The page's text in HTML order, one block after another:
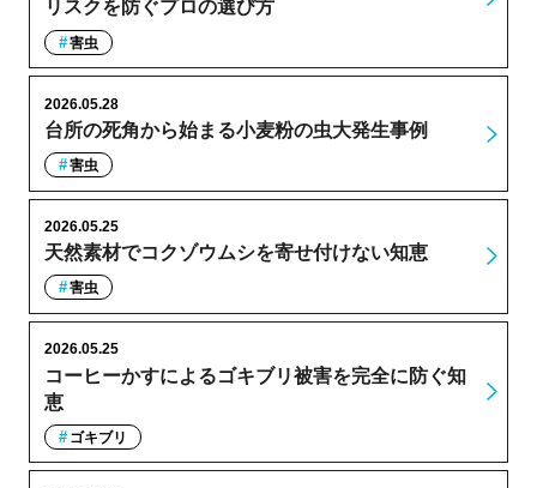
リスクを防ぐプロの選び方
害虫
台所の死角から始まる小麦粉の虫大発生事例
2026.05.28
害虫
天然素材でコクゾウムシを寄せ付けない知恵
2026.05.25
害虫
コーヒーかすによるゴキブリ被害を完全に防ぐ知
恵
2026.05.25
ゴキブリ